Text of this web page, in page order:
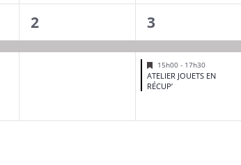
1
évènement,
2
2
évènements,
3
Mis
en
avant
15h00- 17h30
ATELIER JOUETS EN
RÉCUP’